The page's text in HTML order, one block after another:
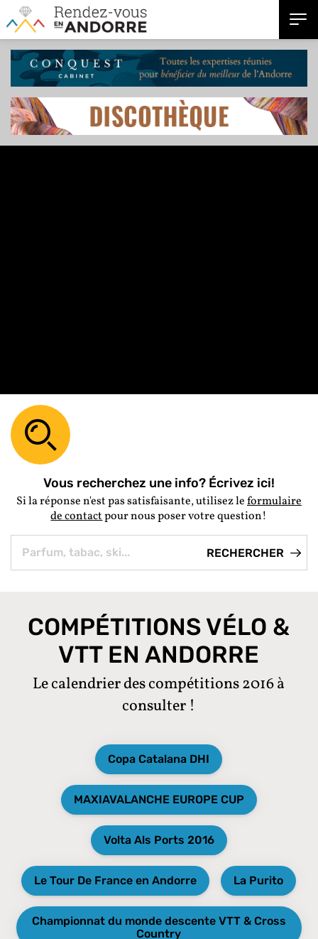
Vous recherchez une info? Écrivez ici!
Si la réponse n'est pas satisfaisante, utilisez leformulaire
de contactpour nous poser votre question!
COMPÉTITIONS VÉLO &
VTT EN ANDORRE
Le calendrier des compétitions 2016 à
consulter !
Copa Catalana DHI
MAXIAVALANCHE EUROPE CUP
Volta Als Ports 2016
Le Tour De France en Andorre La Purito
Championnat du monde descente VTT & Cross
Country